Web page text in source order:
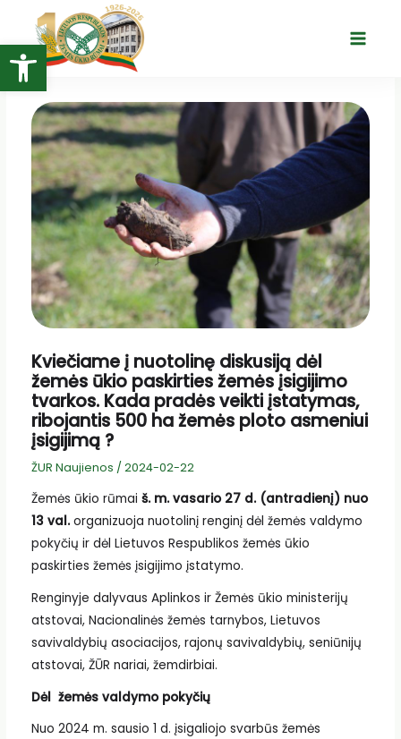
Open toolbar
turinio
Main
Kviečiame į nuotolinę diskusiją dėl
žemės ūkio paskirties žemės įsigijimo
tvarkos. Kada pradės veikti įstatymas,
ribojantis 500 ha žemės ploto asmeniui
įsigijimą ?
ŽUR Naujienos / 2024-02-22
Žemės ūkio rūmai š. m. vasario 27d. (antradienį) nuo
13val.organizuoja nuotolinį renginį dėl žemės valdymo
pokyčių ir dėl Lietuvos Respublikos žemės ūkio
paskirties žemės įsigijimo įstatymo.
Renginyje dalyvaus Aplinkos ir Žemės ūkio ministerijų
atstovai, Nacionalinės žemės tarnybos, Lietuvos
savivaldybių asociacijos, rajonų savivaldybių, seniūnijų
atstovai, ŽŪR nariai, žemdirbiai.
Dėl žemės valdymo pokyčių
Nuo 2024 m. sausio 1 d. įsigaliojo svarbūs žemės